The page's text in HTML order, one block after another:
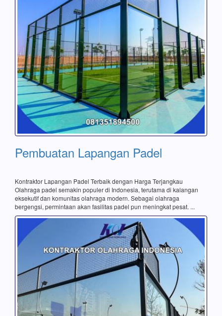
Pembuatan Lapangan Padel
Kontraktor Lapangan Padel Terbaik dengan Harga Terjangkau
Olahraga padel semakin populer di Indonesia, terutama di kalangan
eksekutif dan komunitas olahraga modern. Sebagai olahraga
bergengsi, permintaan akan fasilitas padel pun meningkat pesat. ...